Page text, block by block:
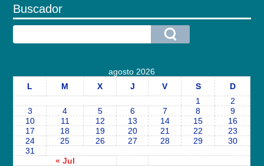
Buscador
agosto 2026
L
M X J V S D
« Jul
1
2
3
4 5 6 7 8
9
10
11 12 13 14 15
16
17
18 19 20 21 22
23
24
25 26 27 28 29
30
31